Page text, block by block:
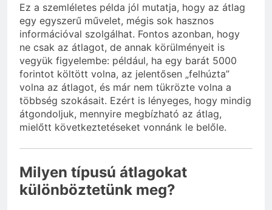
Ez a szemléletes példa jól mutatja, hogy az átlag
egy egyszerű művelet, mégis sok hasznos
információval szolgálhat. Fontos azonban, hogy
ne csak az átlagot, de annak körülményeit is
vegyük figyelembe: például, ha egy barát 5000
forintot költött volna, az jelentősen „felhúzta”
volna az átlagot, és már nem tükrözte volna a
többség szokásait. Ezért is lényeges, hogy mindig
átgondoljuk, mennyire megbízható az átlag,
mielőtt következtetéseket vonnánk le belőle.
Milyen típusú átlagokat
különböztetünk meg?